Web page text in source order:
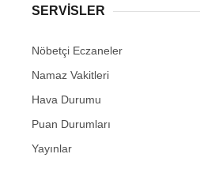
SERVİSLER
Nöbetçi Eczaneler
Namaz Vakitleri
Hava Durumu
Puan Durumları
Yayınlar